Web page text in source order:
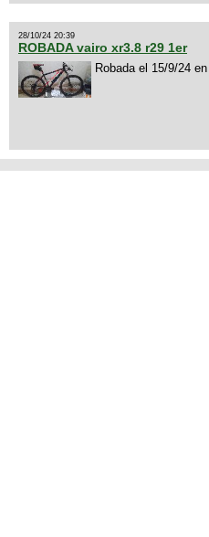
28/10/24 20:39
ROBADA vairo xr3.8 r29 1er
Robada el 15/9/24